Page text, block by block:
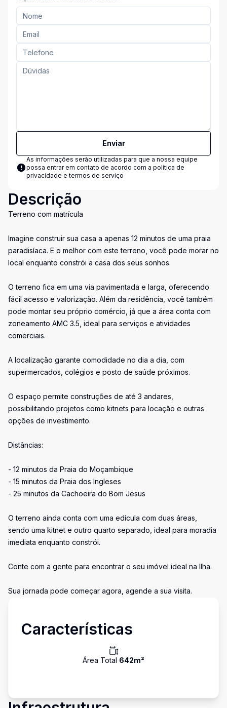
Enviar
As informações serão utilizadas para que a nossa equipe
possa entrar em contato de acordo com a política de
privacidade e termos de serviço
Descrição
Terreno com matrícula
Imagine construir sua casa a apenas 12 minutos de uma praia
paradisíaca. E o melhor com este terreno, você pode morar no
local enquanto constrói a casa dos seus sonhos.
O terreno fica em uma via pavimentada e larga, oferecendo
fácil acesso e valorização. Além da residência, você também
pode montar seu próprio comércio, já que a área conta com
zoneamento AMC 3.5, ideal para serviços e atividades
comerciais.
A localização garante comodidade no dia a dia, com
supermercados, colégios e posto de saúde próximos.
O espaço permite construções de até 3 andares,
possibilitando projetos como kitnets para locação e outras
opções de investimento.
Distâncias:
- 12 minutos da Praia do Moçambique
- 15 minutos da Praia dos Ingleses
- 25 minutos da Cachoeira do Bom Jesus
O terreno ainda conta com uma edícula com duas áreas,
sendo uma kitnet e outro quarto separado, ideal para moradia
imediata enquanto constrói.
Conte com a gente para encontrar o seu imóvel ideal na Ilha.
Sua jornada pode começar agora, agende a sua visita.
Características
Área Total 642m²